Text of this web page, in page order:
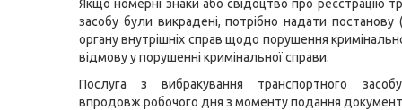
Якщо номерні знаки або свідоцтво про реєстрацію
засобу були викрадені, потрібно надати постанову
органу внутрішніх справ щодо порушення
відмову у порушенні кримінальної справи.
Послуга з вибракування транспортного
впродовж робочого дня з моменту подання